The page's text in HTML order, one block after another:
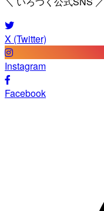
X (Twitter)
Instagram
Facebook